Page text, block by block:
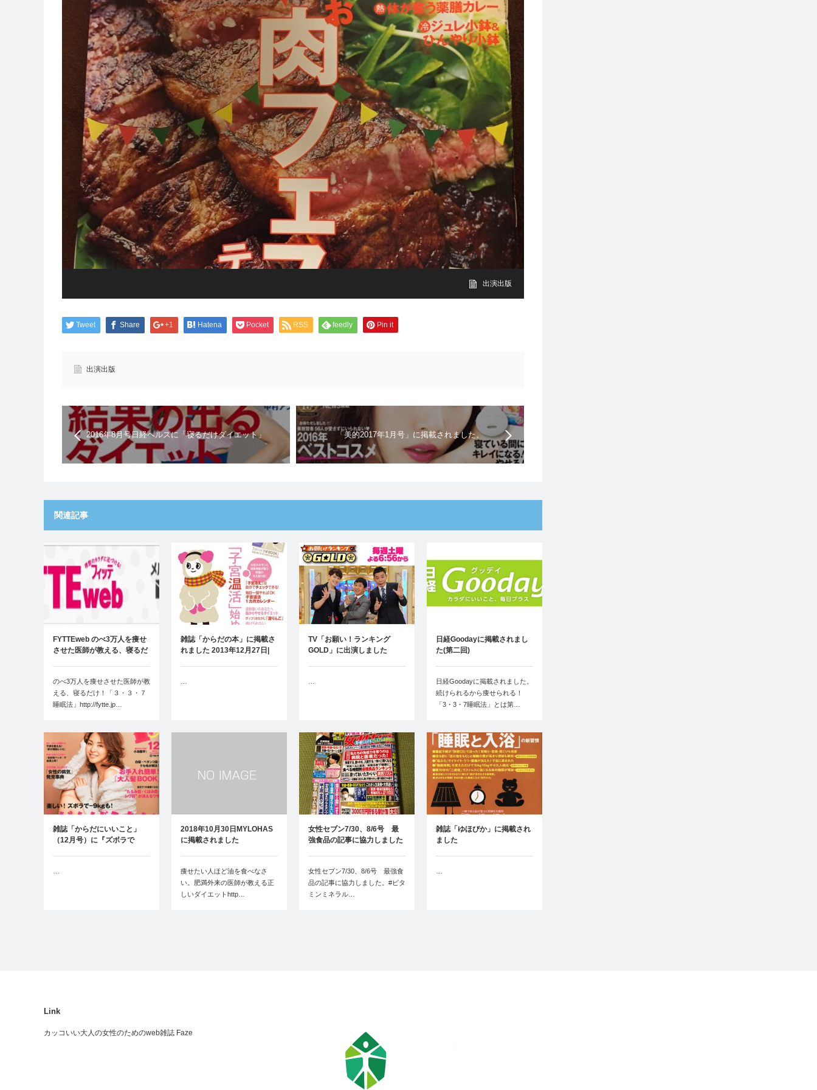
出演出版
Tweet Share +1 Hatena Pocket RSS feedly Pin it
出演出版
2016年8月号日経ヘルスに「寝るだけダイエット」
掲載されました
「美的2017年1月号」に掲載されました。
関連記事
FYTTEweb のべ3万人を痩せ
させた医師が教える、寝るだ
のべ3万人を痩せさせた医師が教
える、寝るだけ！「３・３・７
睡眠法」http://fytte.jp…
雑誌「からだの本」に掲載さ
れました 2013年12月27日|
TV「お願い！ランキング
GOLD」に出演しました
日経Goodayに掲載されまし
た(第二回)
日経Goodayに掲載されました。
続けられるから痩せられる！
「3・3・7睡眠法」とは第…
雑誌「からだにいいこと」
（12月号）に『ズボラで
2018年10月30日MYLOHAS
に掲載されました
痩せたい人ほど油を食べなさ
い。肥満外来の医師が教える正
しいダイエットhttp…
女性セブン7/30、8/6号 最
強食品の記事に協力しました
女性セブン7/30、8/6号 最強食
品の記事に協力しました。#ビタ
ミンミネラル…
雑誌「ゆほびか」に掲載され
ました
Link
カッコいい大人の女性のためのweb雑誌 Faze